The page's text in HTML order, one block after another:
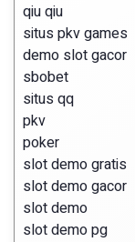
qiu qiu
situs pkv games
demo slot gacor
sbobet
situs qq
pkv
poker
slot demo gratis
slot demo gacor
slot demo
slot demo pg